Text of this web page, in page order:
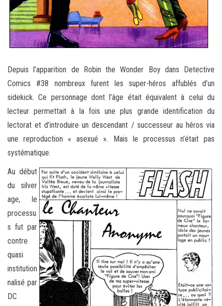
Depuis l’apparition de Robin the Wonder Boy dans Detective
Comics #38 nombreux furent les super-héros affublés d’un
sidekick. Ce personnage dont l’âge était équivalent à celui du
lecteur permettait à la fois une plus grande identification du
lectorat et d’introduire un descendant / successeur au héros via
une reproduction « asexué ». Mais le processus n’était pas
systématique.
Au début
du silver
age, le
processu
s fut par
contre
quasi
institution
nalisé par
DC